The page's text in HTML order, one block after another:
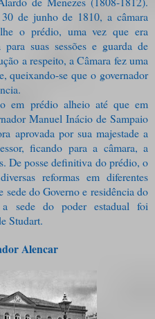
de junho de 1810, a câmara
o prédio, uma vez que era
suas sessões e guarda de
a respeito, a Câmara fez uma
queixando-se que o governador
em prédio alheio até que em
Manuel Inácio de Sampaio
aprovada por sua majestade a
ficando para a câmara, a
De posse definitiva do prédio, o
reformas em diferentes
do Governo e residência do
sede do poder estadual foi
Studart.
Alencar